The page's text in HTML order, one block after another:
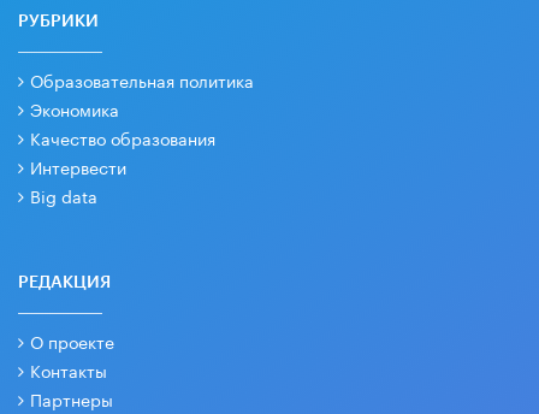
РУБРИКИ
Образовательная политика
Экономика
Качество образования
Интервести
Big data
РЕДАКЦИЯ
О проекте
Контакты
Партнеры